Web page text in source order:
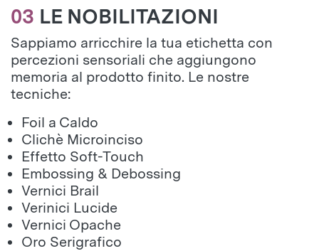
03 LE NOBILITAZIONI
Sappiamo arricchire la tua etichetta con
percezioni sensoriali che aggiungono
memoria al prodotto finito. Le nostre
tecniche:
Foil a Caldo
Clichè Microinciso
Effetto Soft-Touch
Embossing & Debossing
Vernici Brail
Verinici Lucide
Vernici Opache
Oro Serigrafico